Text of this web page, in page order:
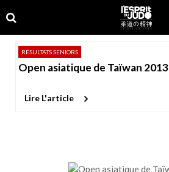
to
navigation
to
content
RÉSULTATS SENIORS
Open asiatique de Taïwan 2013
Lire L'article